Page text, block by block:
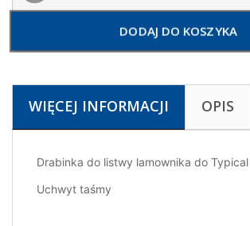
DODAJ DO KOSZYKA
WIĘCEJ INFORMACJI OPIS
Drabinka do listwy lamownika do
Uchwyt taśmy